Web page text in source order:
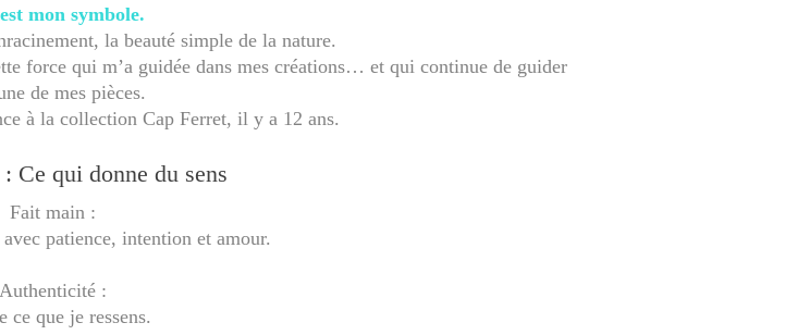
mon symbole.
la beauté simple de la nature.
force qui m’a guidée dans mes créations… et qui continue de guider
de mes pièces.
à la collection Cap Ferret, il y a 12 ans.
Ce qui donne du sens
Fait main :
patience, intention et amour.
Authenticité :
ce que je ressens.